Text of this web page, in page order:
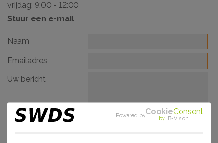
vrijdag: 9:00 - 12:00
Stuur een e-mail
Naam
Emailadres
Uw bericht
Powered byCookieConsent
by IB-Vision